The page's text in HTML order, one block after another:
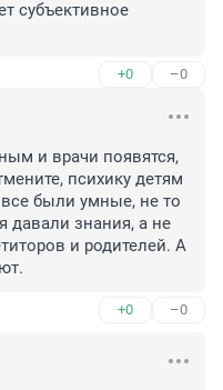
субъективное
+0 –0
и врачи появятся,
психику детям
все были умные, не то
давали знания, а не
и родителей. А
+0 –0